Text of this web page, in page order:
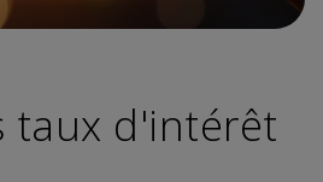
taux d'intérêt